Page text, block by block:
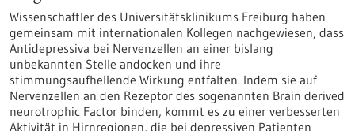
Wissenschaftler des Universitätsklinikums Freiburg haben
gemeinsam mit internationalen Kollegen nachgewiesen, dass
Antidepressiva bei Nervenzellen an einer bislang
unbekannten Stelle andocken und ihre
stimmungsaufhellende Wirkung entfalten. Indem sie auf
Nervenzellen an den Rezeptor des sogenannten Brain derived
neurotrophic Factor binden, kommt es zu einer verbesserten
Aktivität in Hirnregionen, die bei depressiven Patienten